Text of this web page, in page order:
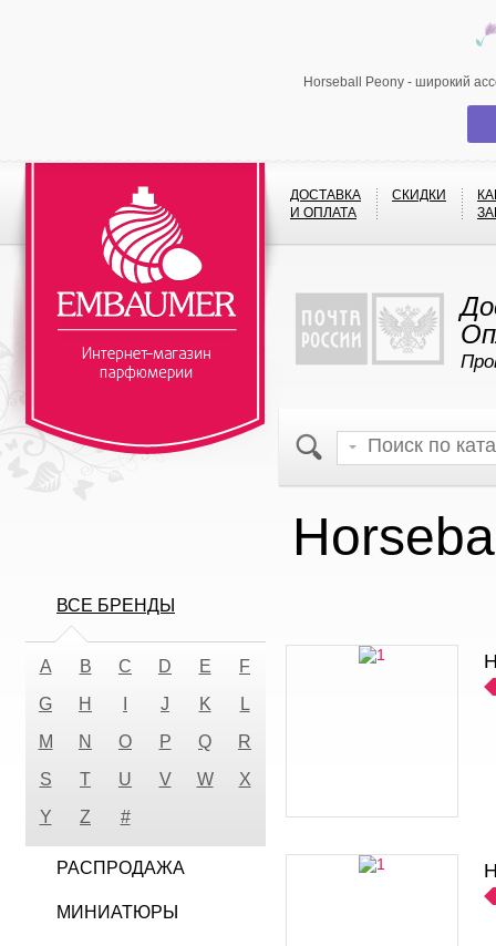
Horseball Peony - широкий
ДОСТАВКА
И ОПЛАТА
СКИДКИ
ВСЕ БРЕНДЫ
A B C D E
F
G
H J K
L
M
N O P Q
R
S
T U V W
X
Y
Z #
РАСПРОДАЖА
МИНИАТЮРЫ